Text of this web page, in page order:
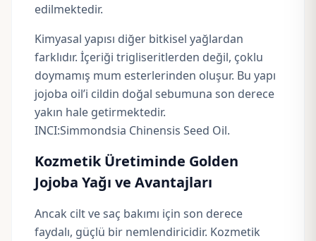
edilmektedir.
Kimyasal yapısı diğer bitkisel yağlardan
farklıdır. İçeriği trigliseritlerden değil, çoklu
doymamış mum esterlerinden oluşur. Bu yapı
jojoba oil’i cildin doğal sebumuna son derece
yakın hale getirmektedir.
INCI:Simmondsia Chinensis Seed Oil.
Kozmetik Üretiminde Golden
Jojoba Yağı ve Avantajları
Ancak cilt ve saç bakımı için son derece
faydalı, güçlü bir nemlendiricidir. Kozmetik